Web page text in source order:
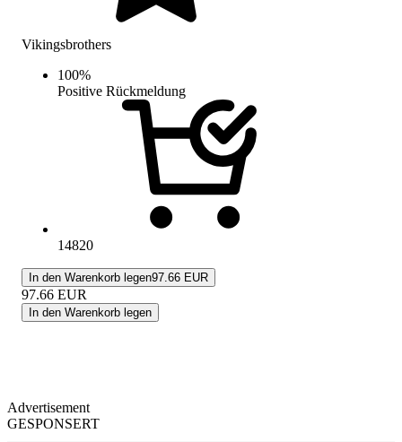
Vikingsbrothers
100%
Positive Rückmeldung
14820
In den Warenkorb legen97.66 EUR
97.66 EUR
In den Warenkorb legen
Advertisement
GESPONSERT